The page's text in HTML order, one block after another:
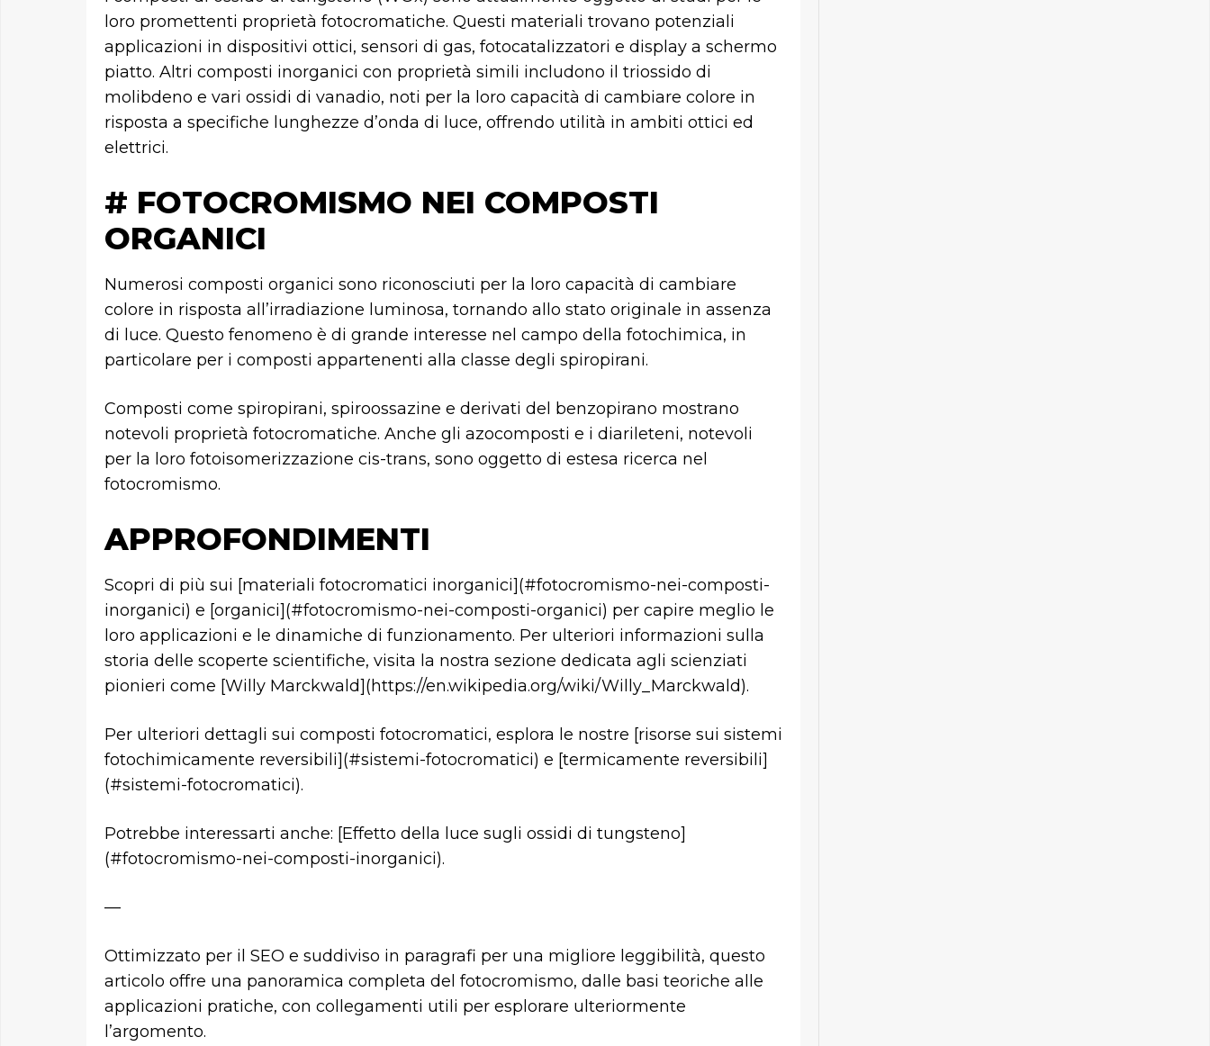
loro promettenti proprietà fotocromatiche. Questi materiali trovano potenziali
applicazioni in dispositivi ottici, sensori di gas, fotocatalizzatori e display a schermo
piatto. Altri composti inorganici con proprietà simili includono il triossido di
molibdeno e vari ossidi di vanadio, noti per la loro capacità di cambiare colore in
risposta a specifiche lunghezze d’onda di luce, offrendo utilità in ambiti ottici ed
elettrici.
# FOTOCROMISMO NEI COMPOSTI
ORGANICI
Numerosi composti organici sono riconosciuti per la loro capacità di cambiare
colore in risposta all’irradiazione luminosa, tornando allo stato originale in assenza
di luce. Questo fenomeno è di grande interesse nel campo della fotochimica, in
particolare per i composti appartenenti alla classe degli spiropirani.
Composti come spiropirani, spiroossazine e derivati del benzopirano mostrano
notevoli proprietà fotocromatiche. Anche gli azocomposti e i diarileteni, notevoli
per la loro fotoisomerizzazione cis-trans, sono oggetto di estesa ricerca nel
fotocromismo.
APPROFONDIMENTI
Scopri di più sui [materiali fotocromatici inorganici](#fotocromismo-nei-composti-
inorganici) e [organici](#fotocromismo-nei-composti-organici) per capire meglio le
loro applicazioni e le dinamiche di funzionamento. Per ulteriori informazioni sulla
storia delle scoperte scientifiche, visita la nostra sezione dedicata agli scienziati
pionieri come [Willy Marckwald](https://en.wikipedia.org/wiki/Willy_Marckwald).
Per ulteriori dettagli sui composti fotocromatici, esplora le nostre [risorse sui sistemi
fotochimicamente reversibili](#sistemi-fotocromatici) e [termicamente reversibili]
(#sistemi-fotocromatici).
Potrebbe interessarti anche: [Effetto della luce sugli ossidi di tungsteno]
(#fotocromismo-nei-composti-inorganici).
—
Ottimizzato per il SEO e suddiviso in paragrafi per una migliore leggibilità, questo
articolo offre una panoramica completa del fotocromismo, dalle basi teoriche alle
applicazioni pratiche, con collegamenti utili per esplorare ulteriormente
l’argomento.